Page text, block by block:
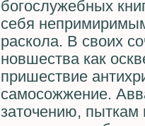
богослужебных
себя
раскола. В своих
новшества как
пришествие
самосожжение.
заточению, пыткам